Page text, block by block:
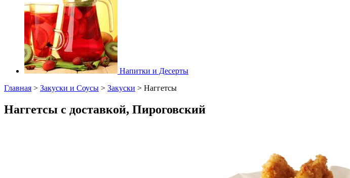
Напитки и Десерты
Главная > Закуски и Соусы > Закуски > Наггетсы
Наггетсы с доставкой, Пироговский